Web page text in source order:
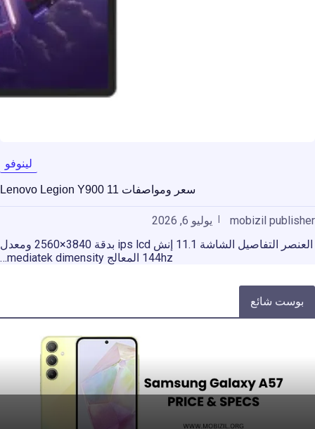
لينوفو
سعر ومواصفات Lenovo Legion Y900 11
mobizil publisher
يوليو 6, 2026
العنصر التفاصيل الشاشة 11.1 إنش ips lcd بدقة 3840×2560 ومعدل
144hz المعالج mediatek dimensity…
بوست شائع